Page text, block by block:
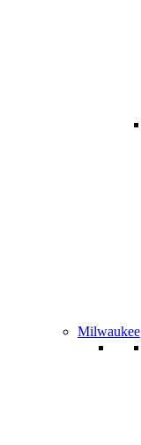
Milwaukee